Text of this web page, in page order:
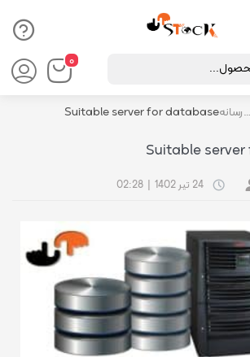
۰
Products
search
فروشگاه اچ استوک بازار انلاین تجهیزات کامپیوتر استوکرسانهSuitable server for database
Suitable
24 تیر 1402 02:28